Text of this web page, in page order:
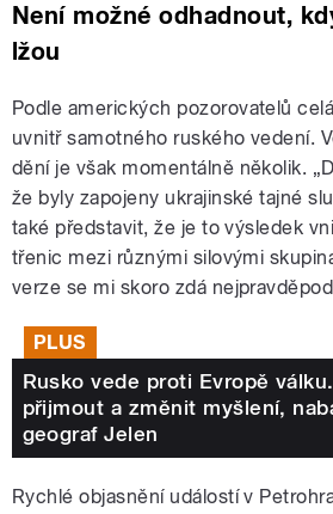
Není možné odhadnout,
lžou
Podle amerických pozorovatelů
uvnitř samotného ruského vedení.
dění je však momentálně několik.
že byly zapojeny ukrajinské tajné
také představit, že je to výsledek
třenic mezi různými silovými
verze se mi skoro zdá
PLUS
Rusko vede proti Evropě
přijmout a změnit myšlení,
geograf Jelen
Rychlé objasnění událostí v